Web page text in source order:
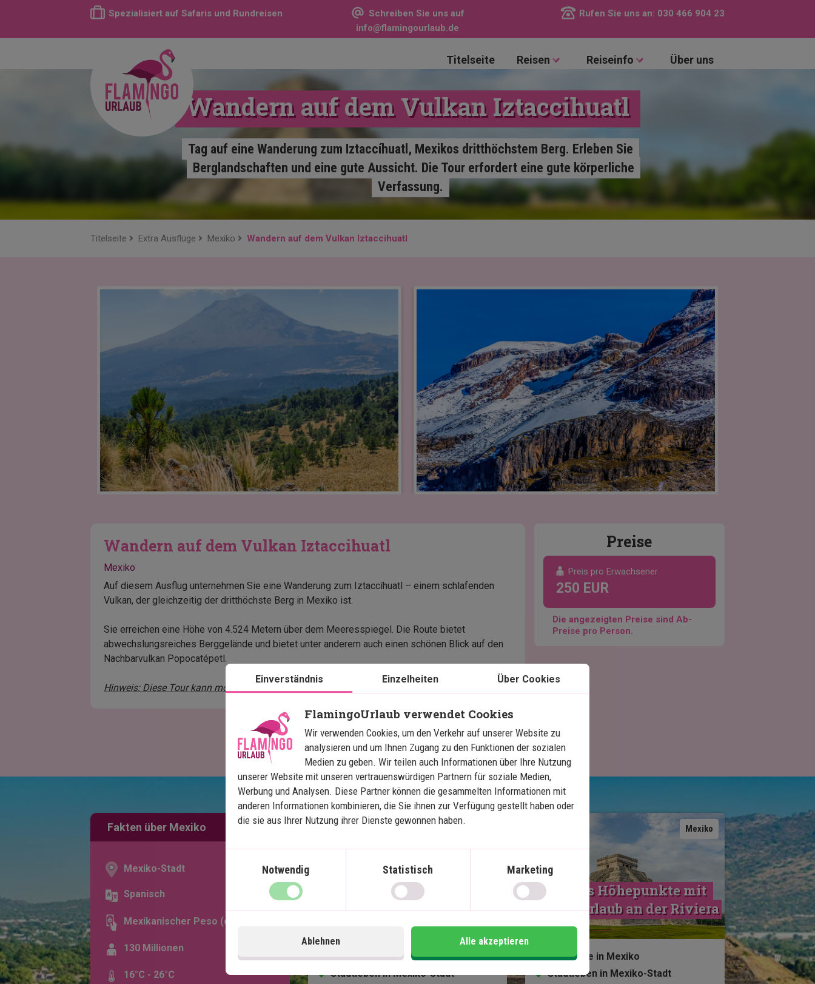
Spezialisiert auf Safaris und Rundreisen
Schreiben Sie uns auf
info@flamingourlaub.de
Rufen Sie uns an: 030 466 904 23
Titelseite Reisen Reiseinfo Über uns
Wandern auf dem Vulkan Iztaccihuatl
Tag auf eine Wanderung zum Iztaccíhuatl, Mexikos dritthöchstem Berg. Erleben Sie
Berglandschaften und eine gute Aussicht. Die Tour erfordert eine gute körperliche
Verfassung.
Titelseite Extra Ausflüge Mexiko Wandern auf dem Vulkan Iztaccihuatl
Wandern auf dem Vulkan Iztaccihuatl
Mexiko
Auf diesem Ausflug unternehmen Sie eine Wanderung zum Iztaccíhuatl – einem schlafenden
Vulkan, der gleichzeitig der dritthöchste Berg in Mexiko ist.
Sie erreichen eine Höhe von 4.524 Metern über dem Meeresspiegel. Die Route bietet
abwechslungsreiches Berggelände und bietet unter anderem auch einen schönen Blick auf den
Nachbarvulkan Popocatépetl.
Hinweis: Diese Tour kann montags nicht durchgeführt werden.
Preise
Preis pro Erwachsener
250 EUR
Die angezeigten Preise sind Ab-
Preise pro Person.
Fakten über Mexiko
Mexiko-Stadt
Spanisch
Mexikanischer Peso (¢)
130 Millionen
16°C - 26°C
Karte ansehen
Mexikos Höhepunkte mit
Strandurlaub auf Isla
13 Nächte Rundreise
Stadtleben in Mexiko-Stadt
Mexiko
Mexikos Höhepunkte mit
Strandurlaub an der Riviera
Maya
13 Nächte in Mexiko
Stadtleben in Mexiko-Stadt
Einverständnis Einzelheiten Über Cookies
FlamingoUrlaub verwendet Cookies
Wir verwenden Cookies, um den Verkehr auf unserer Website zu
analysieren und um Ihnen Zugang zu den Funktionen der sozialen
Medien zu geben. Wir teilen auch Informationen über Ihre Nutzung
unserer Website mit unseren vertrauenswürdigen Partnern für soziale Medien,
Werbung und Analysen. Diese Partner können die gesammelten Informationen mit
anderen Informationen kombinieren, die Sie ihnen zur Verfügung gestellt haben oder
die sie aus Ihrer Nutzung ihrer Dienste gewonnen haben.
Notwendig Statistisch Marketing
Ablehnen Alle akzeptieren